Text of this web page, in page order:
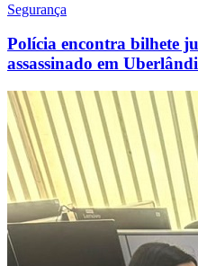
Segurança
Polícia encontra bilhete
assassinado em